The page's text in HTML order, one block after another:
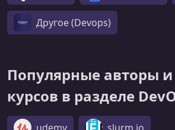
Другое (Devops)
Популярные авторы
курсов в разделе